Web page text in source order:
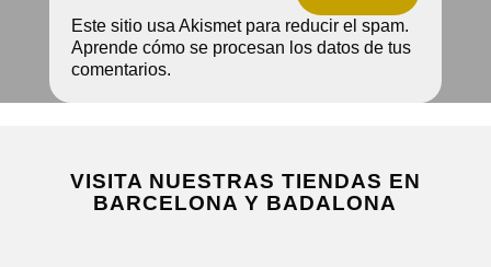
Este sitio usa Akismet para reducir el spam.
Aprende cómo se procesan los datos de tus
comentarios.
VISITA NUESTRAS TIENDAS EN
BARCELONA Y BADALONA